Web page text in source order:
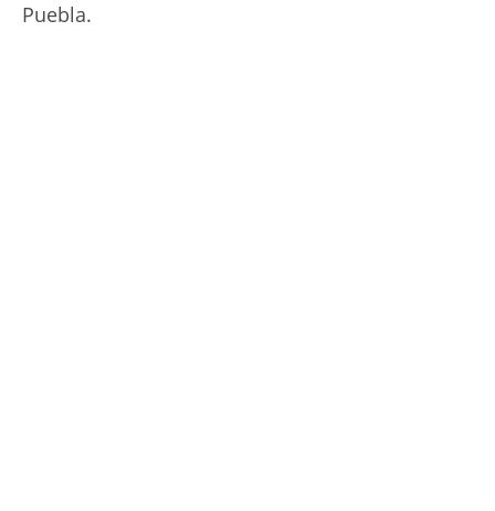
Puebla.